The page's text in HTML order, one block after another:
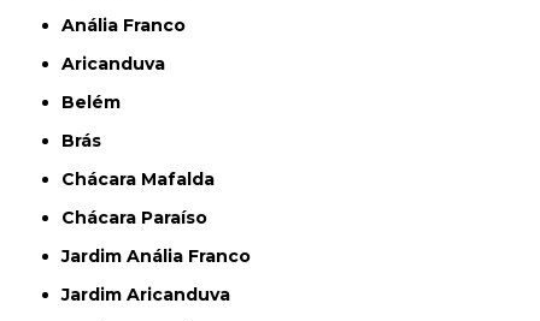
Anália Franco
Aricanduva
Belém
Brás
Chácara Mafalda
Chácara Paraíso
Jardim Anália Franco
Jardim Aricanduva